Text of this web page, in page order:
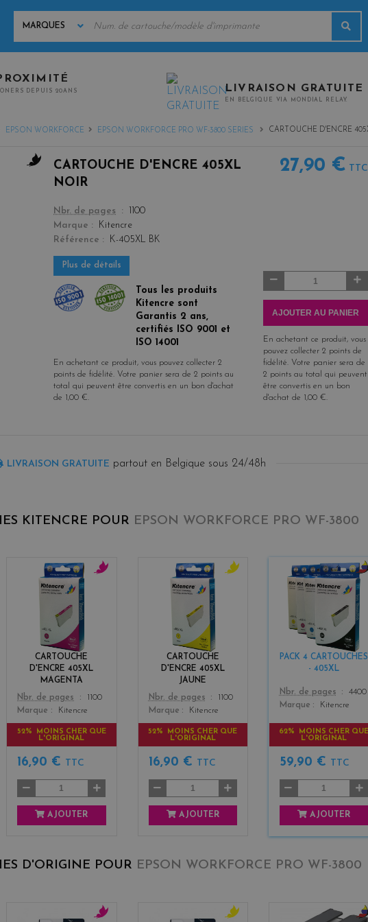
CLÉS
DEPUIS 20ANS LIVRAISON GRATUITE
EN BELGIQUE VIA MONDIAL RELAY.
EPSON WORKFORCE EPSON WORKFORCE PRO WF-3800 SERIES CARTOUCHE D'ENCRE
CARTOUCHE D'ENCRE 405XL
NOIR
color
Nbr. de pages
1100
Marque
Kitencre
Référence
K-405XL BK
Plus de détails
Tous les produits
Kitencre sont
Garantis 2 ans,
certifiés ISO 9001 et
ISO 14001
En achetant ce produit, vous pouvez collecter2
points de fidélité. Votre panier sera de2 points au
total qui peuvent être convertis en un bon d'achat
de 1,00 €.
27,90 € TTC
AJOUTER AU PANIER
En achetant ce produit, vous
pouvez collecter 2 points de
fidélité. Votre panier sera de
2 pointsau total qui peuvent
être convertis en un bon
d'achat de 1,00 €.
LIVRAISON GRATUITE partout en Belgique sous 24/48h
KITENCRE POUR EPSON WORKFORCE PRO WF-3800
CARTOUCHE
D'ENCRE 405XL
MAGENTA
Color
Nbr. de pages
1100
Marque
Kitencre
52% MOINS CHER QUE
L'ORIGINAL
16,90 € TTC
AJOUTER
CARTOUCHE
D'ENCRE 405XL
JAUNE
Color
Nbr. de pages
1100
Marque
Kitencre
52% MOINS CHER QUE
L'ORIGINAL
16,90 € TTC
AJOUTER
PACK 4 CARTOUCHES
- 405XL
Color
b
l
a
c
+
3
Nbr. de pages
4400
Marque
Kitencre
62% MOINS CHER QUE
L'ORIGINAL
59,90 € TTC
AJOUTER
D'ORIGINE POUR EPSON WORKFORCE PRO WF-3800